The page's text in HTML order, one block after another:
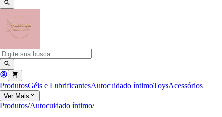
ProdutosGéis e LubrificantesAutocuidado íntimoToysAcessórios
Ver Mais
Produtos/Autocuidado íntimo/